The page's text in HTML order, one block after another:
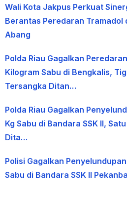
Wali Kota Jakpus Perkuat
Berantas Peredaran Tramadol
Abang
Polda Riau Gagalkan
Kilogram Sabu di Bengkalis,
Tersangka Ditan…
Polda Riau Gagalkan
Kg Sabu di Bandara SSK II,
Dita…
Polisi Gagalkan Penyelundupan
Sabu di Bandara SSK II